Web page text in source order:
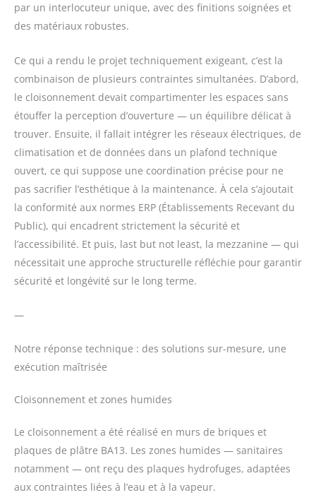
par un interlocuteur unique, avec des finitions soignées et
des matériaux robustes.
Ce qui a rendu le projet techniquement exigeant, c’est la
combinaison de plusieurs contraintes simultanées. D’abord,
le cloisonnement devait compartimenter les espaces sans
étouffer la perception d’ouverture — un équilibre délicat à
trouver. Ensuite, il fallait intégrer les réseaux électriques, de
climatisation et de données dans un plafond technique
ouvert, ce qui suppose une coordination précise pour ne
pas sacrifier l’esthétique à la maintenance. À cela s’ajoutait
la conformité aux normes ERP (Établissements Recevant du
Public), qui encadrent strictement la sécurité et
l’accessibilité. Et puis, last but not least, la mezzanine — qui
nécessitait une approche structurelle réfléchie pour garantir
sécurité et longévité sur le long terme.
—
Notre réponse technique : des solutions sur-mesure, une
exécution maîtrisée
Cloisonnement et zones humides
Le cloisonnement a été réalisé en murs de briques et
plaques de plâtre BA13. Les zones humides — sanitaires
notamment — ont reçu des plaques hydrofuges, adaptées
aux contraintes liées à l’eau et à la vapeur.